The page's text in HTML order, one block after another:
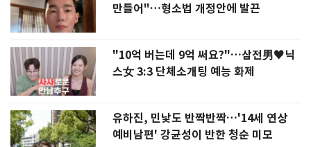
만들어"…형소법 개정안에 발끈
"10억 버는데 9억 써요?"…삼전男♥닉
스女 3:3 단체소개팅 예능 화제
유하진, 민낯도 반짝반짝…'14세 연상
예비남편' 강균성이 반한 청순 미모